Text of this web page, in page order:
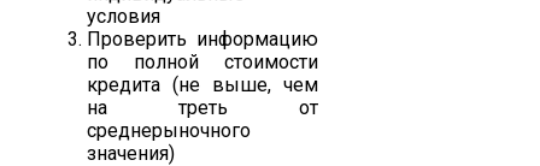
условия
Проверить информацию
по полной стоимости
кредита (не выше, чем
на треть от
среднерыночного
значения)